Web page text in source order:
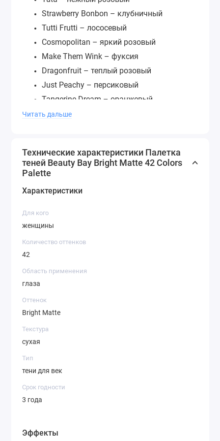
Strawberry Bonbon – клубничный
Tutti Frutti – лососевый
Cosmopolitan – яркий розовый
Make Them Wink – фуксия
Dragonfruit – теплый розовый
Just Peachy – персиковый
Tangerine Dream – оранжевый
Koi - апельсиновый
Hot Stuff – красный
Head Over Heels – клюквенный
Hello Sunshine – ярко-желтый
Slice Of Lime – лаймовый
Granny Smith – зеленый
Labyrinth – темно-зеленый
Sea Mist – бирюза
Paradise – синий
Pacific Dreams – небесный
Stormy Night – темно-синий
Livin’ For Lavender – лаванда
Читать дальше
Технические характеристики Палетка
теней Beauty Bay Bright Matte 42 Colors
Palette
Характеристики
Для кого
женщины
Количество оттенков
42
Область применения
глаза
Оттенок
Bright Matte
Текстура
сухая
Тип
тени для век
Срок годности
3 года
Эффекты